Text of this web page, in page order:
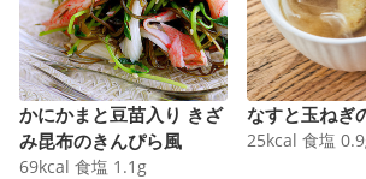
かにかまと豆苗入り きざ
み昆布のきんぴら風
69kcal 食塩 1.1 g
なすと玉ねぎ
25kcal 食塩 0.9